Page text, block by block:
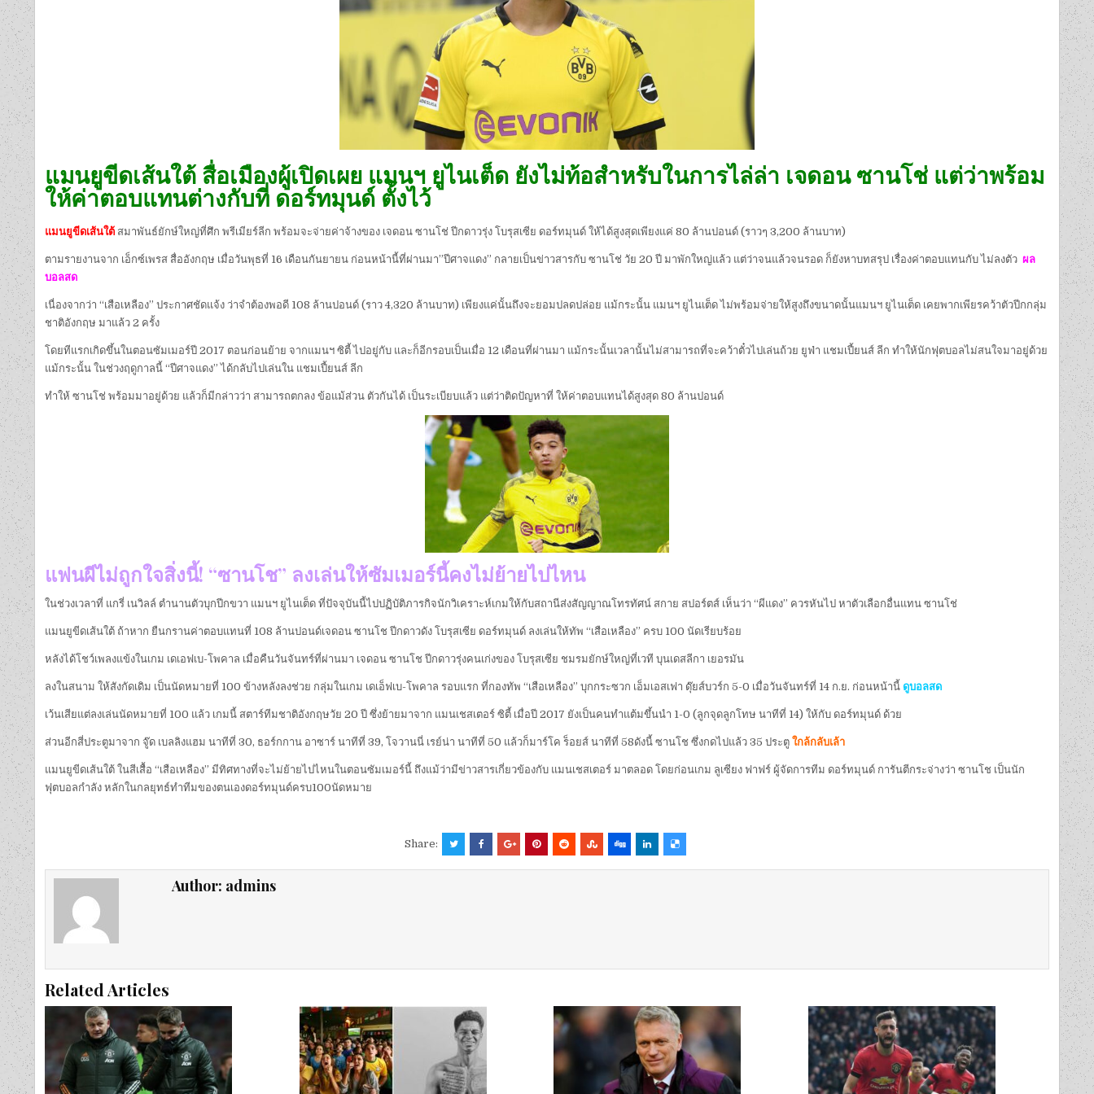
แมนยูขีดเส้นใต้ สื่อเมืองผู้เปิดเผย แมนฯ ยูไนเต็ด ยังไม่ท้อสำหรับในการไล่ล่า เจดอน ซานโช่ แต่ว่าพร้อม
ให้ค่าตอบแทนต่างกับที่ ดอร์ทมุนด์ ตั้งไว้
แมนยูขีดเส้นใต้ สมาพันธ์ยักษ์ใหญ่ที่ศึก พรีเมียร์ลีก พร้อมจะจ่ายค่าจ้างของ เจดอน ซานโช่ ปีกดาวรุ่ง โบรุสเซีย ดอร์ทมุนด์ ให้ได้สูงสุดเพียงแค่ 80 ล้านปอนด์ (ราวๆ 3,200 ล้านบาท)
ตามรายงานจาก เอ็กซ์เพรส สื่ออังกฤษ เมื่อวันพุธที่ 16 เดือนกันยายน ก่อนหน้านี้ที่ผ่านมา”ปีศาจแดง” กลายเป็นข่าวสารกับ ซานโช่ วัย 20 ปี มาพักใหญ่แล้ว แต่ว่าจนแล้วจนรอด ก็ยังหาบทสรุป เรื่องค่าตอบแทนกับ ไม่ลงตัว ผล
บอลสด
เนื่องจากว่า “เสือเหลือง” ประกาศชัดแจ้ง ว่าจำต้องพอดี 108 ล้านปอนด์ (ราว 4,320 ล้านบาท) เพียงแค่นั้นถึงจะยอมปลดปล่อย แม้กระนั้น แมนฯ ยูไนเต็ด ไม่พร้อมจ่ายให้สูงถึงขนาดนั้นแมนฯ ยูไนเต็ด เคยพากเพียรคว้าตัวปีกกลุ่ม
ชาติอังกฤษ มาแล้ว 2 ครั้ง
โดยทีแรกเกิดขึ้นในตอนซัมเมอร์ปี 2017 ตอนก่อนย้าย จากแมนฯ ซิตี้ ไปอยู่กับ และก็อีกรอบเป็นเมื่อ 12 เดือนที่ผ่านมา แม้กระนั้นเวลานั้นไม่สามารถที่จะคว้าตั๋วไปเล่นถ้วย ยูฟ่า แชมเปี้ยนส์ ลีก ทำให้นักฟุตบอลไม่สนใจมาอยู่ด้วย
แม้กระนั้น ในช่วงฤดูกาลนี้ “ปีศาจแดง” ได้กลับไปเล่นใน แชมเปี้ยนส์ ลีก
ทำให้ ซานโช่ พร้อมมาอยู่ด้วย แล้วก็มีกล่าวว่า สามารถตกลง ข้อแม้ส่วน ตัวกันได้ เป็นระเบียบแล้ว แต่ว่าติดปัญหาที่ ให้ค่าตอบแทนได้สูงสุด 80 ล้านปอนด์
แฟนผีไม่ถูกใจสิ่งนี้! “ซานโช” ลงเล่นให้ซัมเมอร์นี้คงไม่ย้ายไปไหน
ในช่วงเวลาที่ แกรี่ เนวิลล์ ตำนานตัวบุกปีกขวา แมนฯ ยูไนเต็ด ที่ปัจจุบันนี้ไปปฏิบัติภารกิจนักวิเคราะห์เกมให้กับสถานีส่งสัญญาณโทรทัศน์ สกาย สปอร์ตส์ เห็นว่า “ผีแดง” ควรหันไป หาตัวเลือกอื่นแทน ซานโช่
แมนยูขีดเส้นใต้ ถ้าหาก ยืนกรานค่าตอบแทนที่ 108 ล้านปอนด์เจดอน ซานโช ปีกดาวดัง โบรุสเซีย ดอร์ทมุนด์ ลงเล่นให้ทัพ “เสือเหลือง” ครบ 100 นัดเรียบร้อย
หลังได้โชว์เพลงแข้งในเกม เดเอฟเบ-โพคาล เมื่อคืนวันจันทร์ที่ผ่านมา เจดอน ซานโช ปีกดาวรุ่งคนเก่งของ โบรุสเซีย ชมรมยักษ์ใหญ่ที่เวที บุนเดสลีกา เยอรมัน
ลงในสนาม ให้สังกัดเดิม เป็นนัดหมายที่ 100 ข้างหลังลงช่วย กลุ่มในเกม เดเอ็ฟเบ-โพคาล รอบแรก ที่กองทัพ “เสือเหลือง” บุกกระซวก เอ็มเอสเฟา ดุ๊ยส์บวร์ก 5-0 เมื่อวันจันทร์ที่ 14 ก.ย. ก่อนหน้านี้ ดูบอลสด
เว้นเสียแต่ลงเล่นนัดหมายที่ 100 แล้ว เกมนี้ สตาร์ทีมชาติอังกฤษวัย 20 ปี ซึ่งย้ายมาจาก แมนเชสเตอร์ ซิตี้ เมื่อปี 2017 ยังเป็นคนทำแต้มขึ้นนำ 1-0 (ลูกจุดลูกโทษ นาทีที่ 14) ให้กับ ดอร์ทมุนด์ ด้วย
ส่วนอีกสี่ประตูมาจาก จู๊ด เบลลิงแฮม นาทีที่ 30, ธอร์กกาน อาซาร์ นาทีที่ 39, โจวานนี่ เรย์น่า นาทีที่ 50 แล้วก็มาร์โค ร็อยส์ นาทีที่ 58ดังนี้ ซานโช ซึ่งกดไปแล้ว 35 ประตู ใกล้กลับเล้า
แมนยูขีดเส้นใต้ ในสีเสื้อ “เสือเหลือง” มีทิศทางที่จะไม่ย้ายไปไหนในตอนซัมเมอร์นี้ ถึงแม้ว่ามีข่าวสารเกี่ยวข้องกับ แมนเชสเตอร์ มาตลอด โดยก่อนเกม ลูเซียง ฟาฟร์ ผู้จัดการทีม ดอร์ทมุนด์ การันตีกระจ่างว่า ซานโช เป็นนัก
ฟุตบอลกำลัง หลักในกลยุทธ์ทำทีมของตนเองดอร์ทมุนด์ครบ100นัดหมาย
Share:
Author: admins
Related Articles